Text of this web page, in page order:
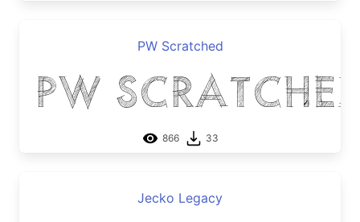
PW Scratched
PW
866 33
Jecko Legacy